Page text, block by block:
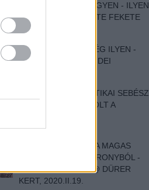
ZENÉS TÁBOR A HEGYEN - ILYEN
VOLT A VÍRUS SZÜLTE FEKETE
ZAJ FESZTIVÁL
SOHA NEM VOLT MÉG ILYEN -
BESZÁMOLÓNK AZ IDEI
EGY HALLÁSPLASZTIKAI SEBÉSZ
NAPLÓJA - ILYEN VOLT A
DOKUMENTUMFILM
MÉLY FÉRFIBÁNAT A MAGAS
ELEFÁNTCSONTTORONYBÓL -
LEPROUS, KLONE @ DÜRER
KERT, 2020.II.19.